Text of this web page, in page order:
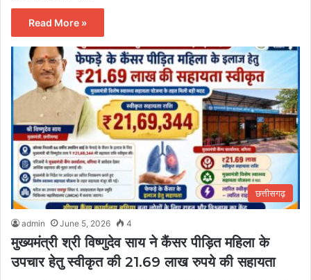
Read More »
छत्तीसगढ़
admin June 5, 2026 4
मुख्यमंत्री श्री विष्णुदेव साय ने कैंसर पीड़ित महिला के
उपचार हेतु स्वीकृत की 21.69 लाख रुपये की सहायता